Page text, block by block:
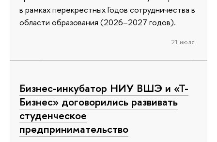
в рамках перекрестных Годов сотрудничества в
области образования (2026–2027 годов).
21 июля
Бизнес-инкубатор НИУ ВШЭ и «Т-
Бизнес» договорились развивать
студенческое
предпринимательство